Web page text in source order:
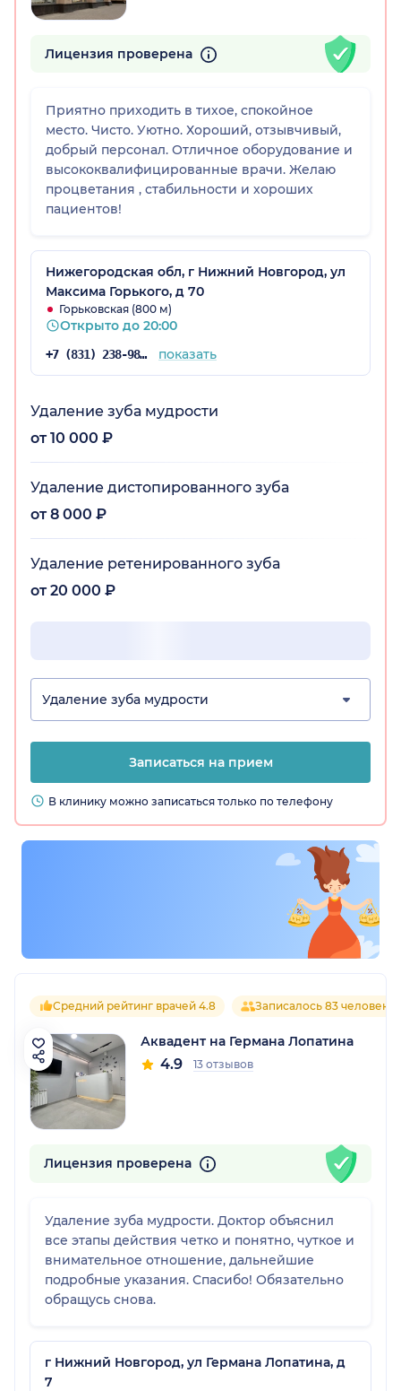
Лицензия проверена
Приятно приходить в тихое, спокойное
место. Чисто. Уютно. Хороший, отзывчивый,
добрый персонал. Отличное оборудование и
высококвалифицированные врачи. Желаю
процветания , стабильности и хороших
пациентов!
Нижегородская обл, г Нижний Новгород, ул
Максима Горького, д 70
Горьковская (800 м)
Открыто до 20:00
+7 (831) 238-98-90 показать
Удаление зуба мудрости
от 10 000 ₽
Удаление дистопированного зуба
от 8 000 ₽
Удаление ретенированного зуба
от 20 000 ₽
Удаление зуба мудрости
Записаться на прием
В клинику можно записаться только по телефону
Средний рейтинг врачей 4.8 Записалось 83 человека
Аквадент на Германа Лопатина
4.9 13 отзывов
Лицензия проверена
Удаление зуба мудрости. Доктор объяснил
все этапы действия четко и понятно, чуткое и
внимательное отношение, дальнейшие
подробные указания. Спасибо! Обязательно
обращусь снова.
г Нижний Новгород, ул Германа Лопатина, д
7